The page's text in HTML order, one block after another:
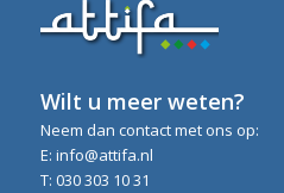
Wilt u meer weten?
Neem dan contact met ons op:
E: info@attifa.nl
T: 030 303 10 31